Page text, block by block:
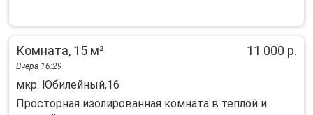
Комната, 15 м² 11 000 р.
Вчера 16:29
мкр. Юбилейный,16
Просторная изолированная комната в теплой и